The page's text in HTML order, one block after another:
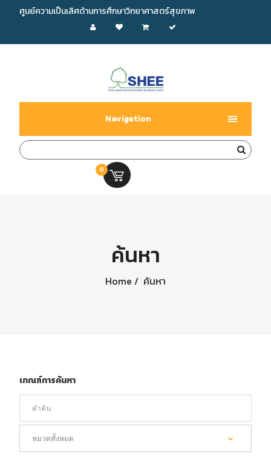
ศูนย์ความเป็นเลิศด้านการศึกษาวิทยาศาสตร์สุขภาพ
Navigation
0
ค้นหา
Home ค้นหา
เกณฑ์การค้นหา